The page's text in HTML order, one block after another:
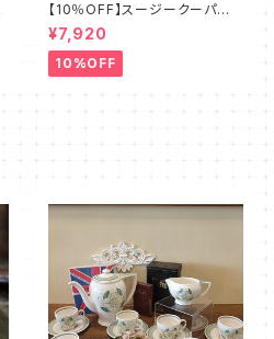
【10％OFF】スージークーパー・
フルーツモチーフ・プレート（スパ
イラル）SCFM0029
¥7,920
10%OFF